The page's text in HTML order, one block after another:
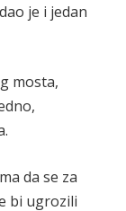
je i jedan
mosta,
da se za
bi ugrozili